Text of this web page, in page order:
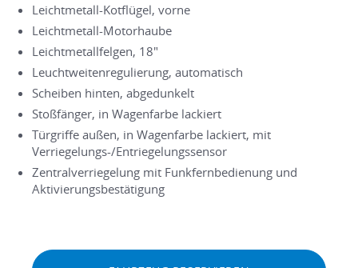
Leichtmetall-Kotflügel, vorne
Leichtmetall-Motorhaube
Leichtmetallfelgen, 18"
Leuchtweitenregulierung, automatisch
Scheiben hinten, abgedunkelt
Stoßfänger, in Wagenfarbe lackiert
Türgriffe außen, in Wagenfarbe lackiert, mit
Verriegelungs-/Entriegelungssensor
Zentralverriegelung mit Funkfernbedienung und
Aktivierungsbestätigung